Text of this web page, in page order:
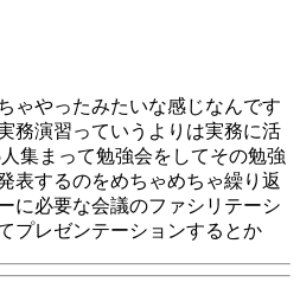
ゃやったみたいな感じなんです
務演習っていうよりは実務に活
集まって勉強会をしてその勉強
表するのをめちゃめちゃ繰り返
に必要な会議のファシリテーシ
プレゼンテーションするとか